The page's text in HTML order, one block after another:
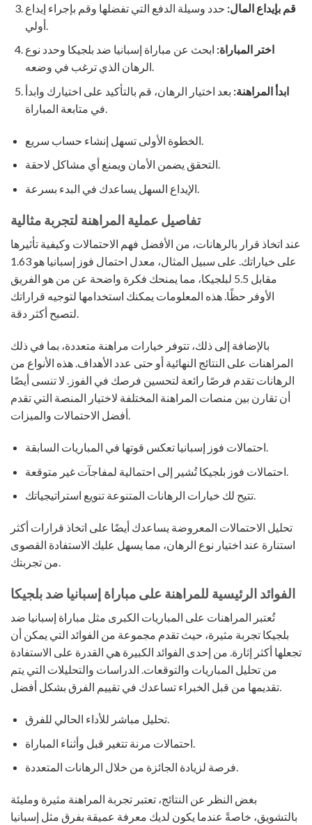
قم بإيداع المال: حدد وسيلة الدفع التي تفضلها وقم بإجراء إيداع
أولي.
اختر المباراة: ابحث عن مباراة إسبانيا ضد بلجيكا وحدد نوع
الرهان الذي ترغب في وضعه.
ابدأ المراهنة: بعد اختيار الرهان، قم بالتأكيد على اختيارك وابدأ
في متابعة المباراة.
التحقق يضمن الأمان ويمنع أي مشاكل لاحقة.
الإيداع السهل يساعدك في البدء بسرعة.
تفاصيل عملية المراهنة لتجربة مثالية
عند اتخاذ قرار بالرهانات، من الأفضل فهم الاحتمالات وكيفية تأثيرها
على خياراتك. على سبيل المثال، معدل احتمال فوز إسبانيا هو 1.63
مقابل 5.5 لبلجيكا، مما يمنحك فكرة واضحة عن من هو الفريق
الأوفر حظًا. هذه المعلومات يمكنك استخدامها لتوجيه قراراتك
لتصبح أكثر دقة.
بالإضافة إلى ذلك، تتوفر خيارات مراهنة متعددة، بما في ذلك
المراهنات على النتائج النهائية أو حتى عدد الأهداف. هذه الأنواع من
الرهانات تقدم فرصًا رائعة لتحسين فرصك في الفوز. لا تنسى أيضًا
أن تقارن بين منصات المراهنة المختلفة لاختيار المنصة التي تقدم
أفضل الاحتمالات والميزات.
احتمالات فوز إسبانيا تعكس قوتها في المباريات السابقة.
تتيح لك خيارات الرهانات المتنوعة تنويع استراتيجياتك.
تحليل الاحتمالات المعروضة يساعدك أيضًا على اتخاذ قرارات أكثر
استنارة عند اختيار نوع الرهان، مما يسهل عليك الاستفادة القصوى
من تجربتك.
الفوائد الرئيسية للمراهنة على مباراة إسبانيا ضد بلجيكا
تُعتبر المراهنات على المباريات الكبرى مثل مباراة إسبانيا ضد
بلجيكا تجربة مثيرة، حيث تقدم مجموعة من الفوائد التي يمكن أن
تجعلها أكثر إثارة. من إحدى الفوائد الكبيرة هي القدرة على الاستفادة
من تحليل المباريات والتوقعات. الدراسات والتحليلات التي يتم
تقديمها من قبل الخبراء تساعدك في تقييم الفرق بشكل أفضل.
تحليل مباشر للأداء الحالي للفرق.
فرصة لزيادة الجائزة من خلال الرهانات المتعددة.
بغض النظر عن النتائج، تعتبر تجربة المراهنة مثيرة ومليئة
بالتشويق، خاصةً عندما يكون لديك معرفة عميقة بفرق مثل إسبانيا